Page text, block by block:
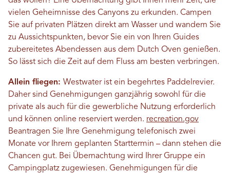
vielen Geheimnisse des Canyons zu erkunden. Campen
Sie auf privaten Plätzen direkt am Wasser und wandern Sie
zu Aussichtspunkten, bevor Sie ein von Ihren Guides
zubereitetes Abendessen aus dem Dutch Oven genießen.
So lässt sich die Zeit auf dem Fluss am besten verbringen.
Allein fliegen: Westwater ist ein begehrtes Paddelrevier.
Daher sind Genehmigungen ganzjährig sowohl für die
private als auch für die gewerbliche Nutzung erforderlich
und können online reserviert werden. recreation.gov
Beantragen Sie Ihre Genehmigung telefonisch zwei
Monate vor Ihrem geplanten Starttermin – dann stehen die
Chancen gut. Bei Übernachtung wird Ihrer Gruppe ein
Campingplatz zugewiesen. Genehmigungen für die